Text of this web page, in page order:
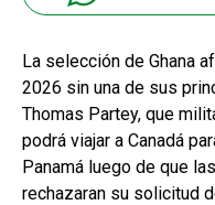
La selección de Ghana
2026 sin una de sus
Thomas Partey, que
podrá viajar a Canadá
Panamá luego de que
rechazaran su solicitud